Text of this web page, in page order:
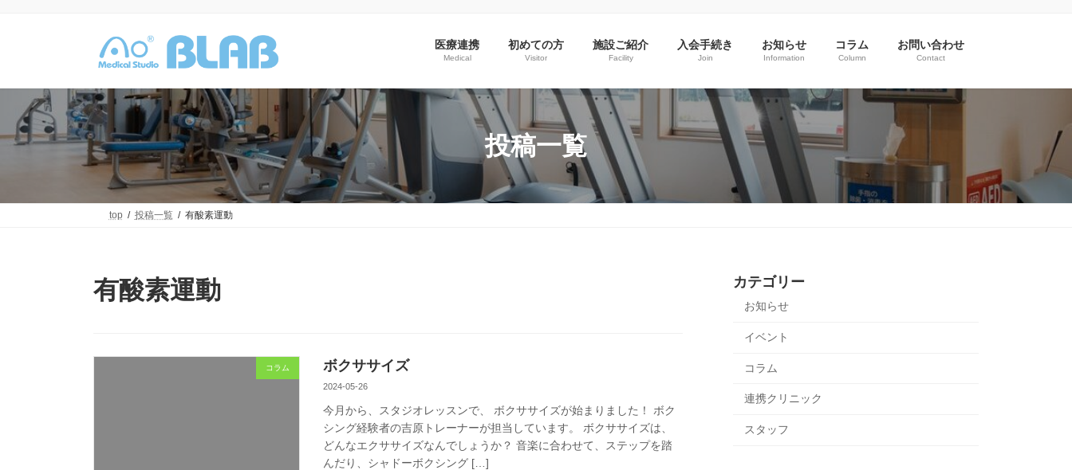
へ
ッ
ョ
移
医療連携
Medical
初めての方
Visitor
施設ご紹介
Facility
入会手続き
Join
お知らせ
Information
コラム
Column
お問い合わせ
Contact
投稿一覧
top 投稿一覧 有酸素運動
有酸素運動
コラム ボクササイズ
2024-05-26
今月から、スタジオレッスンで、 ボクササイズが始まりました！ ボク
シング経験者の吉原トレーナーが担当しています。 ボクササイズは、
どんなエクササイズなんでしょうか？ 音楽に合わせて、ステップを踏
んだり、シャドーボクシング […]
カテゴリー
お知らせ
イベント
コラム
連携クリニック
スタッフ